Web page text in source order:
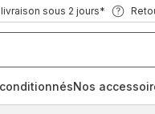
sous 2 jours*
Nos